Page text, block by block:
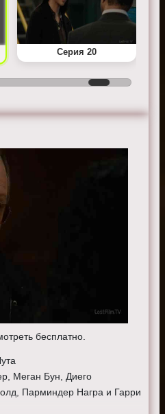
Серия 20
бесплатно.
Меган Бун, Диего
Парминдер Награ и Гарри